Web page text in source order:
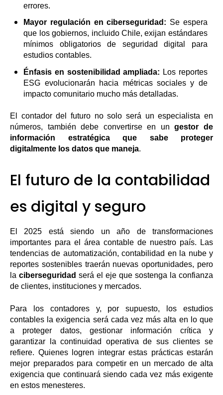
errores.
Mayor regulación en ciberseguridad: Se espera
que los gobiernos, incluido Chile, exijan estándares
mínimos obligatorios de seguridad digital para
estudios contables.
Énfasis en sostenibilidad ampliada: Los reportes
ESG evolucionarán hacia métricas sociales y de
impacto comunitario mucho más detalladas.
El contador del futuro no solo será un especialista en
números, también debe convertirse en ungestor de
información estratégica que sabe proteger
digitalmente los datos que maneja.
El futuro de la contabilidad
es digital y seguro
El 2025 está siendo un año de transformaciones
importantes para el área contable de nuestro país. Las
tendencias de automatización, contabilidad en la nube y
reportes sostenibles traerán nuevas oportunidades, pero
la ciberseguridad será el eje que sostenga la confianza
de clientes, instituciones y mercados.
Para los contadores y, por supuesto, los estudios
contables la exigencia será cada vez más alta en lo que
a proteger datos, gestionar información crítica y
garantizar la continuidad operativa de sus clientes se
refiere. Quienes logren integrar estas prácticas estarán
mejor preparados para competir en un mercado de alta
exigencia que continuará siendo cada vez más exigente
en estos menesteres.